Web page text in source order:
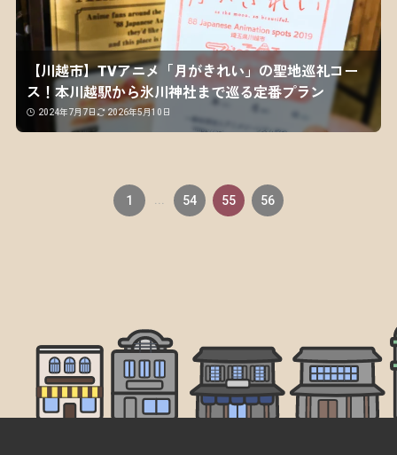
【川越市】TVアニメ「月がきれい」の聖地巡礼コー
ス！本川越駅から氷川神社まで巡る定番プラン
2024年7月7日 2026年5月10日
1 ... 54 55 56